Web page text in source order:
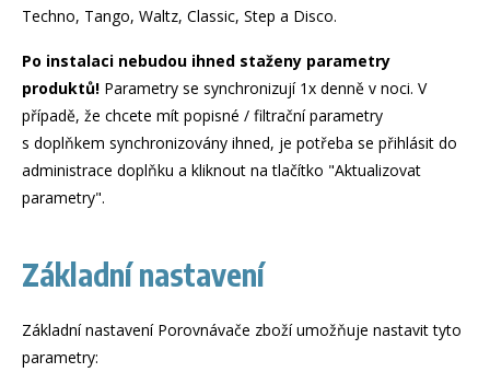
Techno, Tango, Waltz, Classic, Step a Disco.
Po instalaci nebudou ihned staženy parametry
produktů! Parametry se synchronizují 1x denně v noci. V
případě, že chcete mít popisné / filtrační parametry
s doplňkem synchronizovány ihned, je potřeba se přihlásit do
administrace doplňku a kliknout na tlačítko "Aktualizovat
parametry".
Základní nastavení
Základní nastavení Porovnávače zboží umožňuje nastavit tyto
parametry: